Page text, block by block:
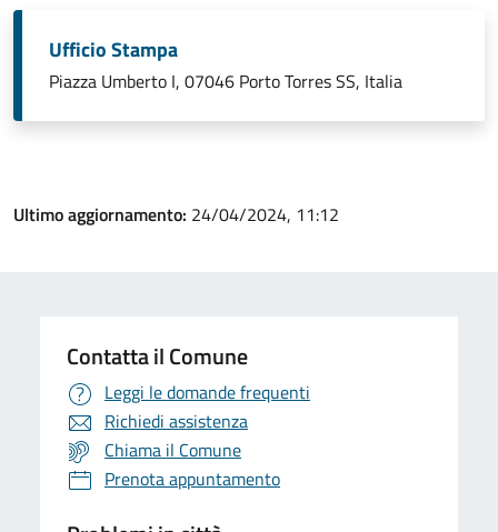
Ufficio Stampa
Piazza Umberto I, 07046 Porto Torres SS, Italia
Ultimo aggiornamento: 24/04/2024, 11:12
Contatta il Comune
Leggi le domande frequenti
Richiedi assistenza
Chiama il Comune
Prenota appuntamento